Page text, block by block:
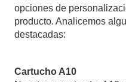
opciones de
producto. Analicemos
destacadas:
Cartucho A10